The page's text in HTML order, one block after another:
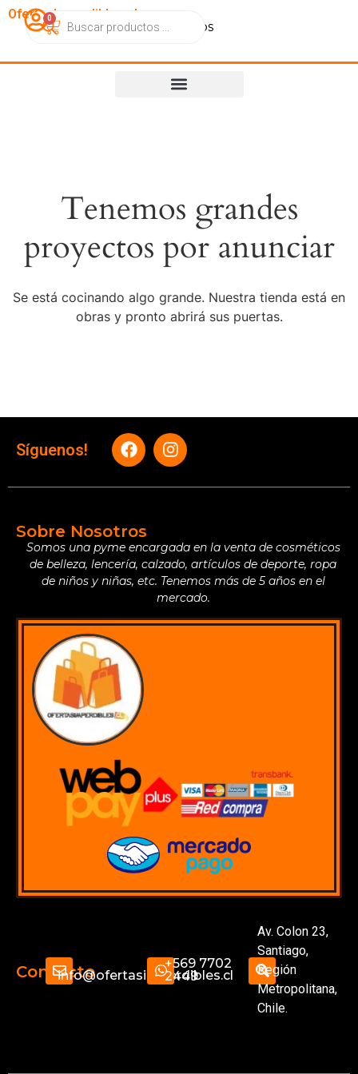
OfertasImperdibles.cl
CatálogoContactoNosotros
0
Tenemos grandes
proyectos por anunciar
Se está cocinando algo grande. Nuestra tienda está en
obras y pronto abrirá sus puertas.
Síguenos!
Sobre Nosotros
Somos una pyme encargada en la venta de cosméticos
de belleza, lencería, calzado, artículos de deporte, ropa
de niños y niñas, etc. Tenemos más de 5 años en el
mercado.
Contactoinfo@ofertasimperdibles.cl
+569 7702
2449
Av. Colon 23,
Santiago,
Región
Metropolitana,
Chile.